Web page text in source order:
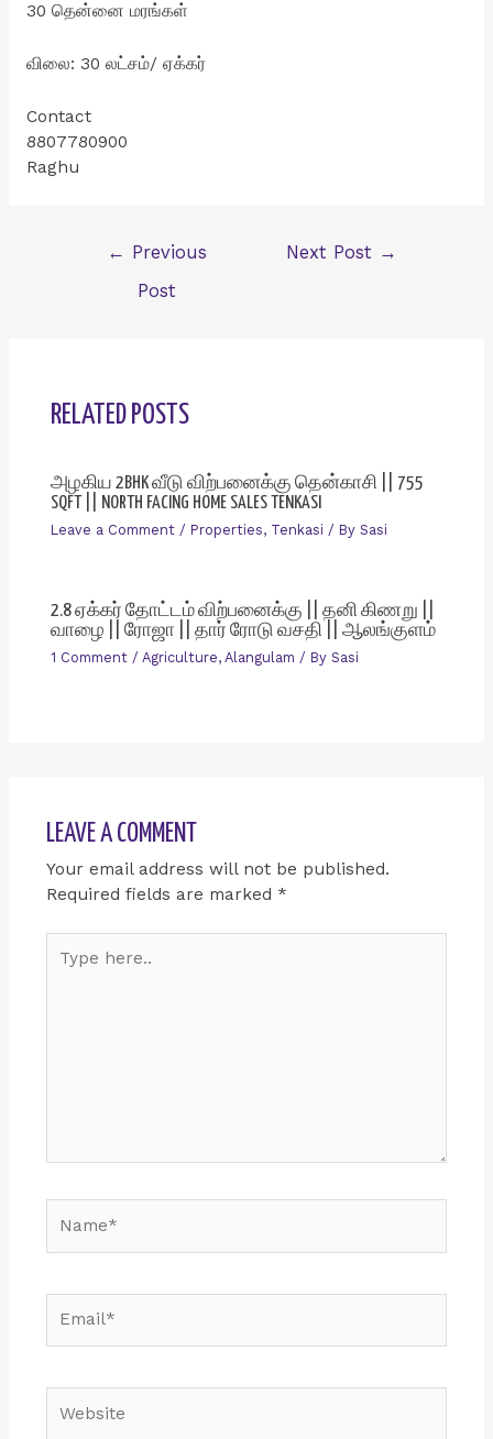
30 தென்னை மரங்கள்
விலை: 30 லட்சம்/ ஏக்கர்
Contact
8807780900
Raghu
←
Previous
Post
Next Post →
RELATED POSTS
அழகிய 2BHK வீடு விற்பனைக்கு தென்காசி || 755
SQFT || NORTH FACING HOME SALES TENKASI
Leave a Comment / Properties, Tenkasi / By Sasi
2.8 ஏக்கர் தோட்டம் விற்பனைக்கு || தனி கிணறு ||
வாழை || ரோஜா || தார் ரோடு வசதி || ஆலங்குளம்
1 Comment / Agriculture, Alangulam / By Sasi
LEAVE A COMMENT
Your email address will not be published.
Required fields are marked *
here..